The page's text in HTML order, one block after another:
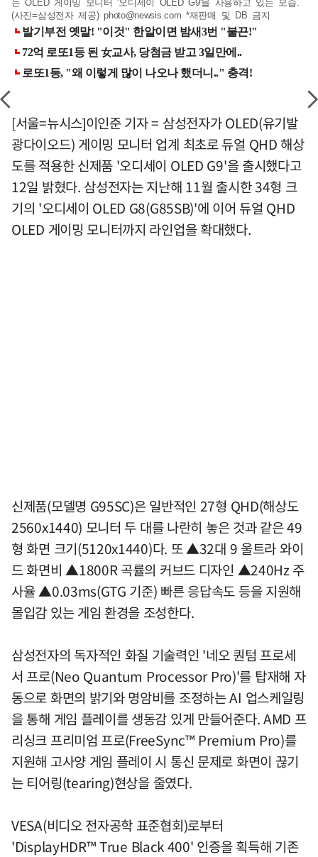
는 OLED 게이밍 모니터 '오디세이 OLED G9'을 사용하고 있는 모습.
(사진=삼성전자 제공)photo@newsis.com *재판매 및 DB 금지
[서울=뉴시스]이인준 기자 = 삼성전자가 OLED(유기발
광다이오드) 게이밍 모니터 업계 최초로 듀얼 QHD 해상
도를 적용한 신제품 '오디세이 OLED G9'을 출시했다고
12일 밝혔다. 삼성전자는 지난해 11월 출시한 34형 크
기의 '오디세이 OLED G8(G85SB)'에 이어 듀얼 QHD
OLED 게이밍 모니터까지 라인업을 확대했다.
신제품(모델명 G95SC)은 일반적인 27형 QHD(해상도
2560x1440) 모니터 두 대를 나란히 놓은 것과 같은 49
형 화면 크기(5120x1440)다. 또 ▲32대 9 울트라 와이
드 화면비 ▲1800R 곡률의 커브드 디자인 ▲240Hz 주
사율 ▲0.03ms(GTG 기준) 빠른 응답속도 등을 지원해
몰입감 있는 게임 환경을 조성한다.
삼성전자의 독자적인 화질 기술력인 '네오 퀀텀 프로세
서 프로(Neo Quantum Processor Pro)'를 탑재해 자
동으로 화면의 밝기와 명암비를 조정하는 AI 업스케일링
을 통해 게임 플레이를 생동감 있게 만들어준다. AMD 프
리싱크 프리미엄 프로(FreeSync™ Premium Pro)를
지원해 고사양 게임 플레이 시 통신 문제로 화면이 끊기
는 티어링(tearing)현상을 줄였다.
VESA(비디오 전자공학 표준협회)로부터
'DisplayHDR™ True Black 400' 인증을 획득해 기존